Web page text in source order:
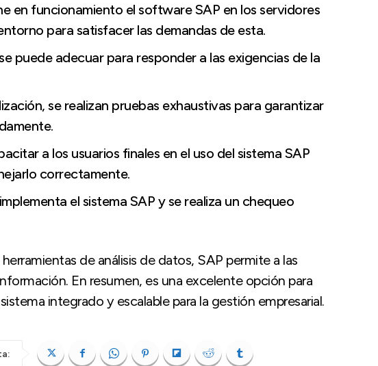
en funcionamiento el software SAP en los servidores
para satisfacer las demandas de esta.
puede adecuar para responder a las exigencias de la
se realizan pruebas exhaustivas para garantizar
a los usuarios finales en el uso del sistema SAP
correctamente.
el sistema SAP y se realiza un chequeo
de análisis de datos, SAP permite a las
En resumen, es una excelente opción para
integrado y escalable para la gestión empresarial.